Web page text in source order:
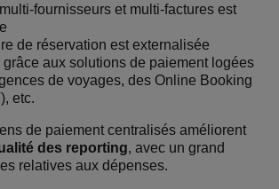
fournisseurs et multi-factures est
de réservation est externalisée
aux solutions de paiement logées
de voyages, des Online Booking
etc.
de paiement centralisés améliorent
des reporting, avec un grand
relatives aux dépenses.